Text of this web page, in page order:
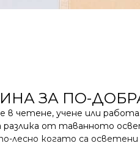
ЗА ПО-
четене, учене или
от таванното
лесно когато са осветени